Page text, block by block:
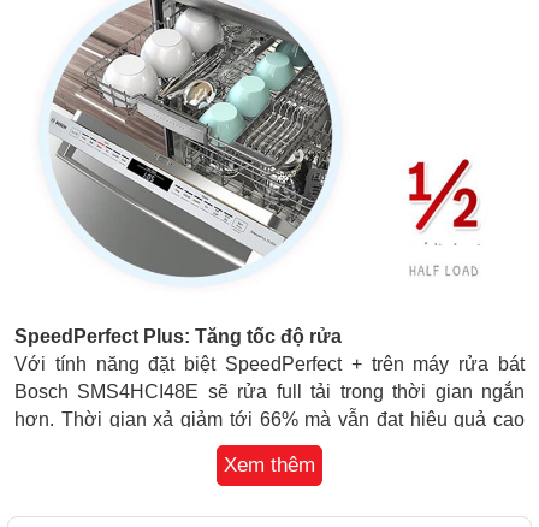
SpeedPerfect Plus: Tăng tốc độ rửa
Với tính năng đặt biệt SpeedPerfect + trên máy rửa bát
Bosch SMS4HCI48E sẽ rửa full tải trong thời gian ngắn
hơn. Thời gian xả giảm tới 66% mà vẫn đạt hiêu quả cao
Xem thêm